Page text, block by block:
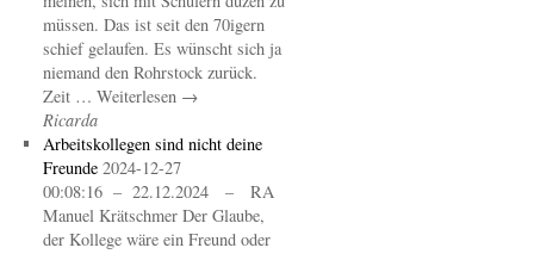
müssen. Das ist seit den 70igern
schief gelaufen. Es wünscht sich ja
niemand den Rohrstock zurück.
Zeit … Weiterlesen →
Ricarda
Arbeitskollegen sind nicht deine
Freunde 2024-12-27
00:08:16 – 22.12.2024 – RA
Manuel Krätschmer Der Glaube,
der Kollege wäre ein Freund oder